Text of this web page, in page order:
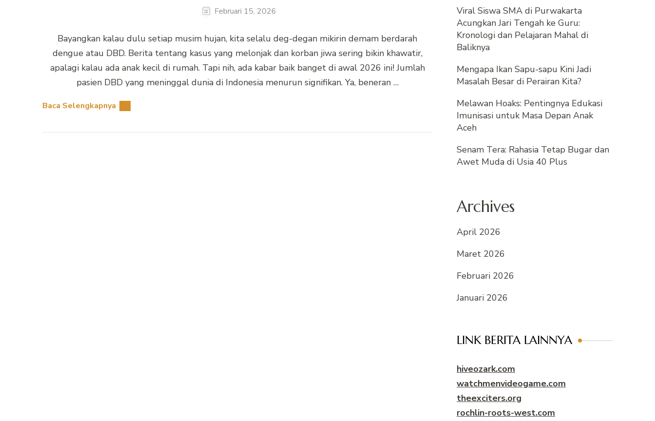
Februari 15, 2026
Bayangkan kalau dulu setiap musim hujan, kita selalu deg-degan mikirin demam berdarah
dengue atau DBD. Berita tentang kasus yang melonjak dan korban jiwa sering bikin khawatir,
apalagi kalau ada anak kecil di rumah. Tapi nih, ada kabar baik banget di awal 2026 ini! Jumlah
pasien DBD yang meninggal dunia di Indonesia menurun signifikan. Ya, beneran …
Baca Selengkapnya
Viral Siswa SMA di Purwakarta
Acungkan Jari Tengah ke Guru:
Kronologi dan Pelajaran Mahal di
Baliknya
Mengapa Ikan Sapu-sapu Kini Jadi
Masalah Besar di Perairan Kita?
Melawan Hoaks: Pentingnya Edukasi
Imunisasi untuk Masa Depan Anak
Aceh
Senam Tera: Rahasia Tetap Bugar dan
Awet Muda di Usia 40 Plus
Archives
April 2026
Maret 2026
Februari 2026
Januari 2026
LINK BERITA LAINNYA
hiveozark.com
watchmenvideogame.com
theexciters.org
rochlin-roots-west.com